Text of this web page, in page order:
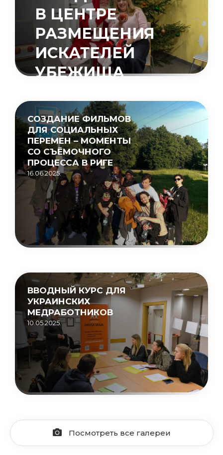
В ЦЕНТРЕ
РАЗМЕЩЕНИЯ
ИСКАТЕЛЕЙ
УБЕЖИЩА
15.05.2026.
СОЗДАНИЕ ФИЛЬМОВ
ДЛЯ СОЦИАЛЬНЫХ
ПЕРЕМЕН – МОМЕНТЫ
СО СЪЁМОЧНОГО
ПРОЦЕССА В РИГЕ
16.06.2025.
ВВОДНЫЙ КУРС ДЛЯ
УКРАИНСКИХ
МЕДРАБОТНИКОВ
10.05.2025.
Посмотреть все галереи